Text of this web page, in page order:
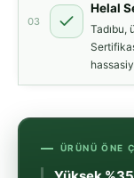
03
Helal
Tadıbu,
ÜRÜNÜ ÖNE